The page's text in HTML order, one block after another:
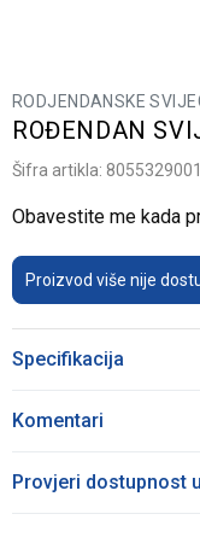
RODJENDANSKE
ROĐENDAN
Šifra artikla:
Obavestite me kada
Proizvod više nije
Specifikacija
Komentari
Provjeri dostupnost